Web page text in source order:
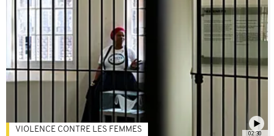
02:30
VIOLENCE CONTRE LES FEMMES